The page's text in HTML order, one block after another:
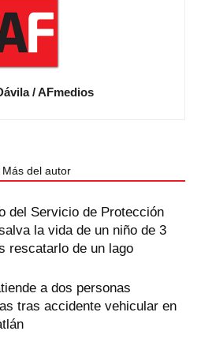
/ AFmedios
Más del autor
del Servicio de Protección
la vida de un niño de 3
rescatarlo de un lago
a dos personas
tras accidente vehicular en